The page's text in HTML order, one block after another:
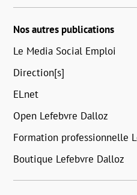
Nos autres publications
Le Media Social Emploi
Direction[s]
ELnet
Open Lefebvre Dalloz
Formation professionnelle
Boutique Lefebvre Dalloz